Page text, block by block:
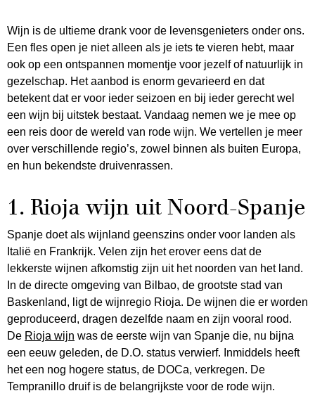
Wijn is de ultieme drank voor de levensgenieters onder ons.
Een fles open je niet alleen als je iets te vieren hebt, maar
ook op een ontspannen momentje voor jezelf of natuurlijk in
gezelschap. Het aanbod is enorm gevarieerd en dat
betekent dat er voor ieder seizoen en bij ieder gerecht wel
een wijn bij uitstek bestaat. Vandaag nemen we je mee op
een reis door de wereld van rode wijn. We vertellen je meer
over verschillende regio’s, zowel binnen als buiten Europa,
en hun bekendste druivenrassen.
1. Rioja wijn uit Noord-Spanje
Spanje doet als wijnland geenszins onder voor landen als
Italië en Frankrijk. Velen zijn het erover eens dat de
lekkerste wijnen afkomstig zijn uit het noorden van het land.
In de directe omgeving van Bilbao, de grootste stad van
Baskenland, ligt de wijnregio Rioja. De wijnen die er worden
geproduceerd, dragen dezelfde naam en zijn vooral rood.
De Rioja wijn was de eerste wijn van Spanje die, nu bijna
een eeuw geleden, de D.O. status verwierf. Inmiddels heeft
het een nog hogere status, de DOCa, verkregen. De
Tempranillo druif is de belangrijkste voor de rode wijn.